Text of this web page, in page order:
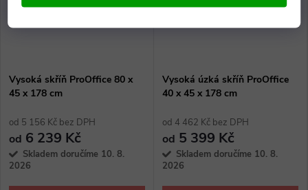
Vysoká skříň ProOffice 80 x
45 x 178 cm
od 5 156 Kč bez DPH
od 6 239 Kč
Skladem doručíme 10. 8.
2026
Vysoká úzká skříň ProOffice
40 x 45 x 178 cm
od 4 462 Kč bez DPH
od 5 399 Kč
Skladem doručíme 10. 8.
2026